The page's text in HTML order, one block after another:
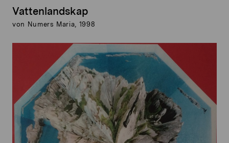
Vattenlandskap
von Numers Maria, 1998